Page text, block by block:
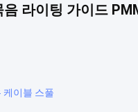
라이팅 가이드
케이블 스풀